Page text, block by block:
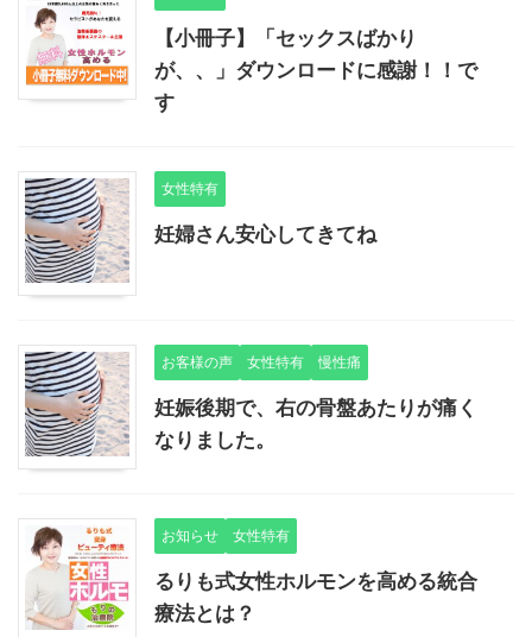
【小冊子】「セックスばかり
が、、」ダウンロードに感謝！！で
す
女性特有
妊婦さん安心してきてね
お客様の声 女性特有 慢性痛
妊娠後期で、右の骨盤あたりが痛く
なりました。
お知らせ 女性特有
るりも式女性ホルモンを高める統合
療法とは？